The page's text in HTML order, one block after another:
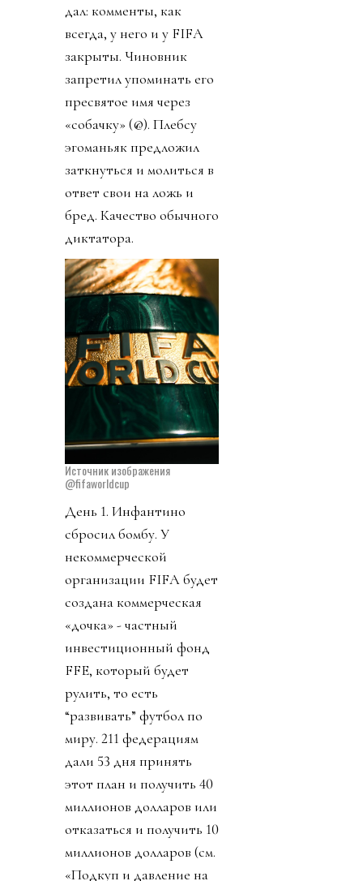
дал: комменты, как
всегда, у него и у FIFA
закрыты. Чиновник
запретил упоминать его
пресвятое имя через
«собачку» (@). Плебсу
эгоманьяк предложил
заткнуться и молиться в
ответ свои на ложь и
бред. Качество обычного
диктатора.
Источник изображения
@fifaworldcup
День 1. Инфантино
сбросил бомбу. У
некоммерческой
организации FIFA будет
создана коммерческая
«дочка» - частный
инвестиционный фонд
FFE, который будет
рулить, то есть
“развивать” футбол по
миру. 211 федерациям
дали 53 дня принять
этот план и получить 40
миллионов долларов или
отказаться и получить 10
миллионов долларов (см.
«Подкуп и давление на